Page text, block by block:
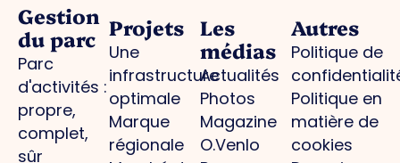
Gestion
du parc
Parc
d'activités :
propre,
complet,
sûr
Projets
Une
infrastructure
optimale
Marque
régionale
Les
médias
Actualités
Photos
Magazine
O.Venlo
Autres
Politique de
Politique en
matière de
cookies